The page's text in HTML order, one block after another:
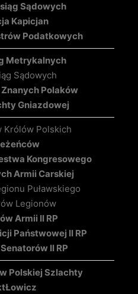
Sądowych
Kapicjan
Podatkowych
Metrykalnych
Sądowych
Polaków
Gniazdowej
Królów Polskich
Kongresowego
Armii Carskiej
Puławskiego
Legionów
Armii II RP
Państwowej II RP
II RP
Polskiej Szlachty
Łowicz